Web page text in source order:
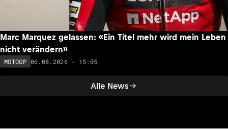
Alle News
Marc Marquez gelassen: «Ein Titel mehr wird mein Leben
nicht verändern»
MOTOGP 06.08.2026 - 15:05